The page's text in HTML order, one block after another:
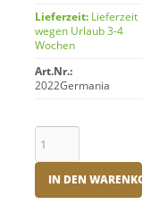
Lieferzeit: Lieferzeit
wegen Urlaub 3-4
Wochen
Art.Nr.:
2022Germania
IN DEN